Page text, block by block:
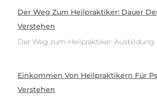
Der Weg Zum Heilpraktiker: Dauer
Verstehen
Der Weg zum Heilpraktiker: Ausbildung
Einkommen Von Heilpraktikern Für
Verstehen